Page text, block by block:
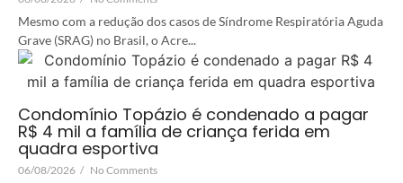
Mesmo com a redução dos casos de Síndrome Respiratória Aguda
Grave (SRAG) no Brasil, o Acre...
Condomínio Topázio é condenado a pagar
R$ 4 mil a família de criança ferida em
quadra esportiva
06/08/2026 / No Comments